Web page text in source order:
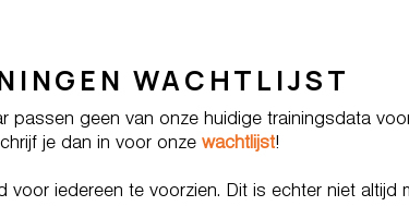
WACHTLIJST
passen geen van onze huidige trainingsdata
je dan in voor onze wachtlijst!
iedereen te voorzien. Dit is echter niet altijd